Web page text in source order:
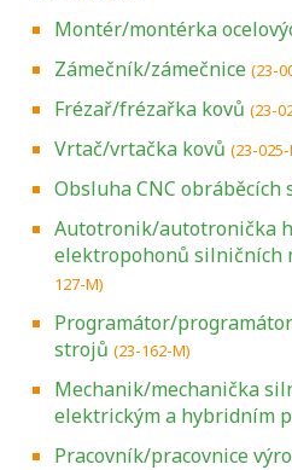
Montér/montérka
Zámečník/zámečnice (23-
Frézař/frézařka kovů (23-
Vrtač/vrtačka kovů (23-025-
Obsluha CNC obráběcích
Autotronik/autotronička
elektropohonů silničních
127-M)
Programátor/
strojů (23-162-M)
Mechanik/mechanička
elektrickým a hybridním
Pracovník/pracovnice